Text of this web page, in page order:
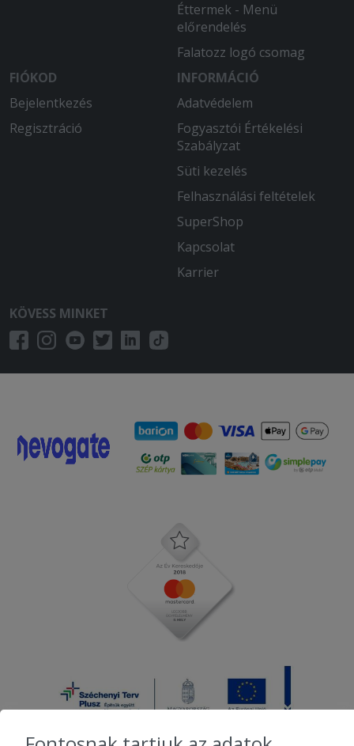
Finom volt, mint midig.
Friss és finom volt
A saláta nem volt olyan minőségű mint
Minden rendben, finom a pizza
2026-02-26 - Tibor:
2026-01-09 - László:
Minden rendben volt. A kiszállítás
A Futár Hölgy nagyon cuki volt )
Nagyon finom volt minden, köszönjük
de most a pizza eléggé meg volt
égetve, és egyébként sem volt olyan
finom! ( Ez az égéstől függetlenül)
Éttermek - Menü
előrendelés
Falatozz logó csomag
FIÓKOD
Bejelentkezés
Regisztráció
INFORMÁCIÓ
Adatvédelem
Fogyasztói Értékelési
Szabályzat
Süti kezelés
Felhasználási feltételek
SuperShop
Kapcsolat
Karrier
KÖVESS MINKET